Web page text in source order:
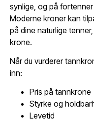
synlige, og på
Moderne kroner kan
på dine naturlige
krone.
Når du vurderer
inn:
Pris på tannkrone
Styrke og
Levetid